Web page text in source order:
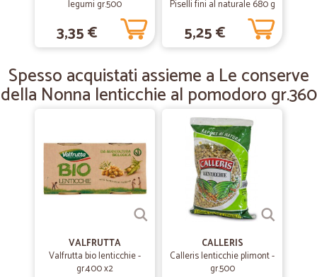
Consegna veloce TUTTO BENE
— Giuliana L.
Grazie mille...efficienti e veloci...
legumi gr.500
3,35 €
Piselli fini al naturale 680 g
5,25 €
Spesso acquistati assieme a Le conserve
della Nonna lenticchie al pomodoro gr.360
VALFRUTTA
Valfrutta bio lenticchie -
gr.400 x2
CALLERIS
Calleris lenticchie plimont -
gr.500